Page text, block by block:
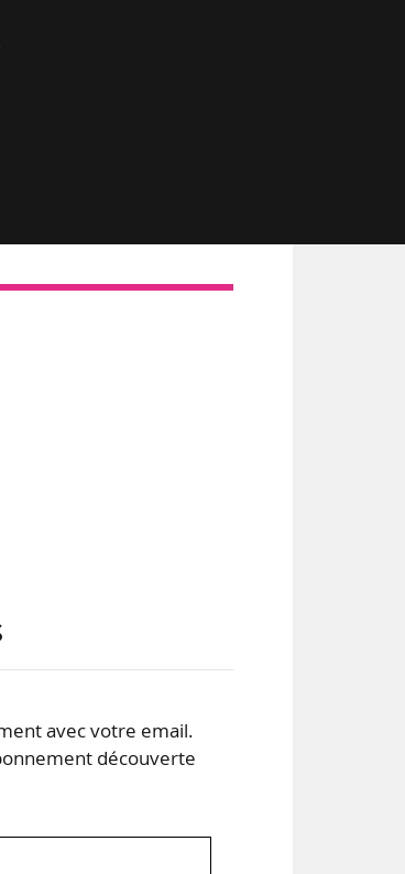
avec votre email.
découverte